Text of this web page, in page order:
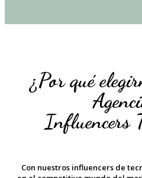
¿Por qué
Influencers
Con nuestros influencers de